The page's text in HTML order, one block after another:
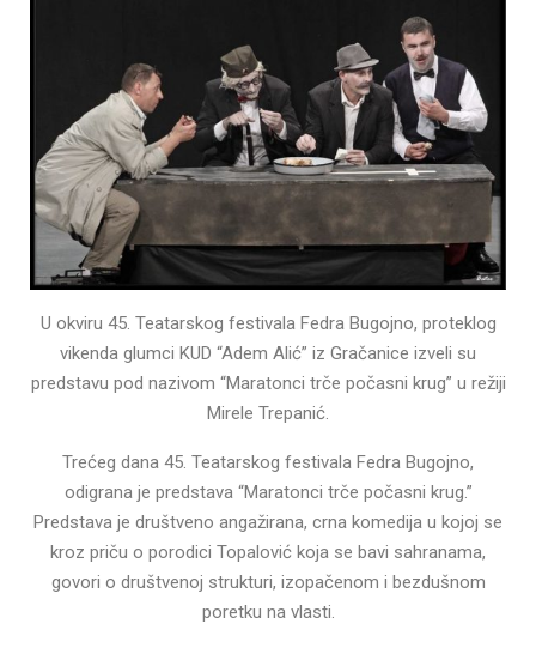
U okviru 45. Teatarskog festivala Fedra Bugojno, proteklog
vikenda glumci KUD “Adem Alić” iz Gračanice izveli su
predstavu pod nazivom “Maratonci trče počasni krug” u režiji
Mirele Trepanić.
Trećeg dana 45. Teatarskog festivala Fedra Bugojno,
odigrana je predstava “Maratonci trče počasni krug.”
Predstava je društveno angažirana, crna komedija u kojoj se
kroz priču o porodici Topalović koja se bavi sahranama,
govori o društvenoj strukturi, izopačenom i bezdušnom
poretku na vlasti.